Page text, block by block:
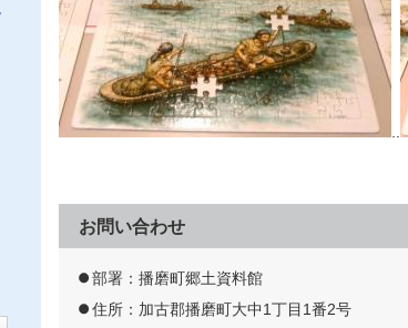
お問い合わせ
部署：播磨町郷土資料館
住所：加古郡播磨町大中1丁目1番2号